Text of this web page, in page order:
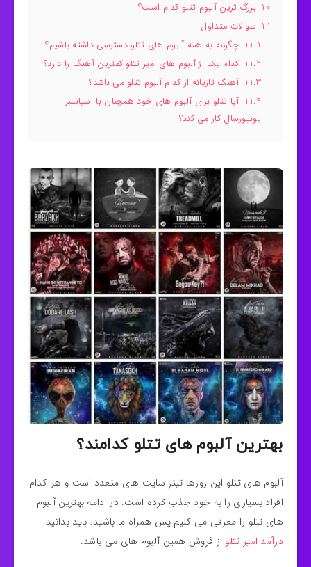
10 بزرگ ترین آلبوم تتلو کدام است؟
11 سوالات متداول
11.1 چگونه به همه آلبوم های تتلو دسترسی داشته باشیم؟
11.2 کدام یک از آلبوم های امیر تتلو کمترین آهنگ را دارد؟
11.3 آهنگ تازیانه از کدام آلبوم تتلو می باشد؟
11.4 آیا تتلو برای آلبوم های خود همچنان با اسپانسر
یونیورسال کار می کند؟
بهترین آلبوم های تتلو کدامند؟
آلبوم های تتلو این روزها تیتر سایت های متعدد است و هر کدام
افراد بسیاری را به خود جذب کرده است. در ادامه بهترین آلبوم
های تتلو را معرفی می کنیم پس همراه ما باشید. باید بدانید
درآمد امیر تتلو از فروش همین آلبوم های می باشد.